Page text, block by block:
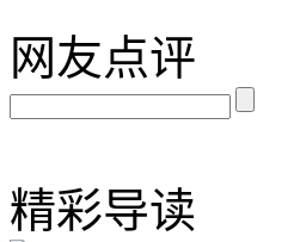
网友点评
精彩导读